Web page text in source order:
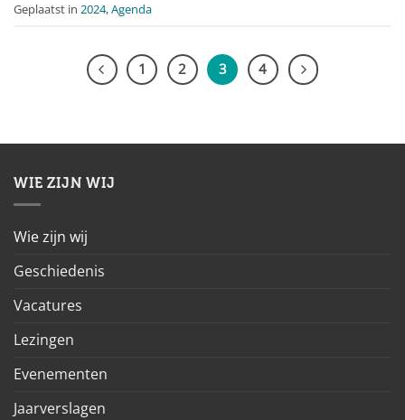
Geplaatst in 2024,Agenda
1 2 3 4
WIE ZIJN WIJ
Wie zijn wij
Geschiedenis
Vacatures
Lezingen
Evenementen
Jaarverslagen